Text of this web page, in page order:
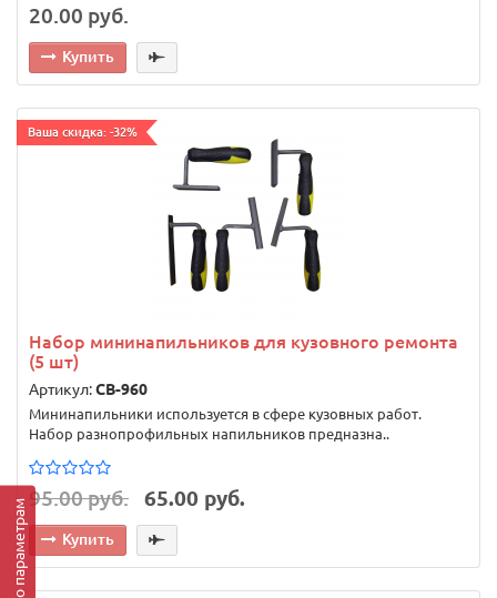
20.00 руб.
Купить
Ваша скидка: -32%
Набор мининапильников для кузовного ремонта
(5 шт)
Артикул:CB-960
Мининапильники используется в сфере кузовных работ.
Набор разнопрофильных напильников предназна..
95.00 руб. 65.00 руб.
Купить